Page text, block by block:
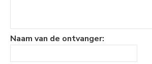
Naam van de ontvanger: